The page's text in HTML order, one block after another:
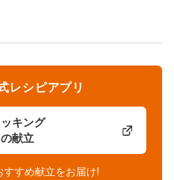
キング
献立
レシピアプリ
すめ献立をお届け!